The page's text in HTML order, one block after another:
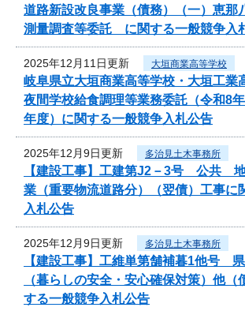
道路新設改良事業（債務）（一）恵
測量調査等委託 に関する一般競争入
2025年12月11日更新 大垣商業高等学校
岐阜県立大垣商業高等学校・大垣工業
夜間学校給食調理等業務委託（令和8
年度）に関する一般競争入札公告
2025年12月9日更新 多治見土木事務所
【建設工事】工建第J2－3号 公共
業（重要物流道路分）（翌債）工事に
入札公告
2025年12月9日更新 多治見土木事務所
【建設工事】工維単第舗補暮1他号
（暮らしの安全・安心確保対策）他（
する一般競争入札公告